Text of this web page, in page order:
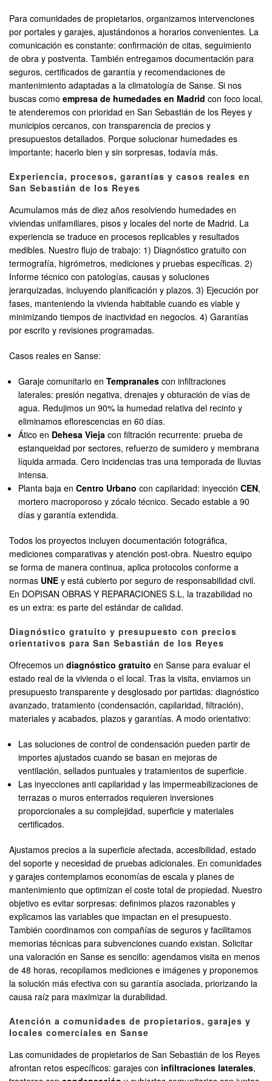
Para comunidades de propietarios, organizamos intervenciones
por portales y garajes, ajustándonos a horarios convenientes. La
comunicación es constante: confirmación de citas, seguimiento
de obra y postventa. También entregamos documentación para
seguros, certificados de garantía y recomendaciones de
mantenimiento adaptadas a la climatología de Sanse. Si nos
buscas como empresa de humedades en Madrid con foco local,
te atenderemos con prioridad en San Sebastián de los Reyes y
municipios cercanos, con transparencia de precios y
presupuestos detallados. Porque solucionar humedades es
importante; hacerlo bien y sin sorpresas, todavía más.
Experiencia, procesos, garantías y casos reales en
San Sebastián de los Reyes
Acumulamos más de diez años resolviendo humedades en
viviendas unifamiliares, pisos y locales del norte de Madrid. La
experiencia se traduce en procesos replicables y resultados
medibles. Nuestro flujo de trabajo: 1) Diagnóstico gratuito con
termografía, higrómetros, mediciones y pruebas específicas. 2)
Informe técnico con patologías, causas y soluciones
jerarquizadas, incluyendo planificación y plazos. 3) Ejecución por
fases, manteniendo la vivienda habitable cuando es viable y
minimizando tiempos de inactividad en negocios. 4) Garantías
por escrito y revisiones programadas.
Casos reales en Sanse:
Garaje comunitario enTempranales con infiltraciones
laterales: presión negativa, drenajes y obturación de vías de
agua. Redujimos un 90% la humedad relativa del recinto y
eliminamos eflorescencias en 60 días.
Ático en Dehesa Vieja con filtración recurrente: prueba de
estanqueidad por sectores, refuerzo de sumidero y membrana
líquida armada. Cero incidencias tras una temporada de lluvias
intensa.
Planta baja enCentro Urbano con capilaridad: inyecciónCEN,
mortero macroporoso y zócalo técnico. Secado estable a 90
días y garantía extendida.
Todos los proyectos incluyen documentación fotográfica,
mediciones comparativas y atención post-obra. Nuestro equipo
se forma de manera continua, aplica protocolos conforme a
normas UNE y está cubierto por seguro de responsabilidad civil.
En DOPISAN OBRAS Y REPARACIONES S.L, la trazabilidad no
es un extra: es parte del estándar de calidad.
Diagnóstico gratuito y presupuesto con precios
orientativos para San Sebastián de los Reyes
Ofrecemos un diagnóstico gratuito en Sanse para evaluar el
estado real de la vivienda o el local. Tras la visita, enviamos un
presupuesto transparente y desglosado por partidas: diagnóstico
avanzado, tratamiento (condensación, capilaridad, filtración),
materiales y acabados, plazos y garantías. A modo orientativo:
Las soluciones de control de condensación pueden partir de
importes ajustados cuando se basan en mejoras de
ventilación, sellados puntuales y tratamientos de superficie.
Las inyecciones anti capilaridad y las impermeabilizaciones de
terrazas o muros enterrados requieren inversiones
proporcionales a su complejidad, superficie y materiales
certificados.
Ajustamos precios a la superficie afectada, accesibilidad, estado
del soporte y necesidad de pruebas adicionales. En comunidades
y garajes contemplamos economías de escala y planes de
mantenimiento que optimizan el coste total de propiedad. Nuestro
objetivo es evitar sorpresas: definimos plazos razonables y
explicamos las variables que impactan en el presupuesto.
También coordinamos con compañías de seguros y facilitamos
memorias técnicas para subvenciones cuando existan. Solicitar
una valoración en Sanse es sencillo: agendamos visita en menos
de 48 horas, recopilamos mediciones e imágenes y proponemos
la solución más efectiva con su garantía asociada, priorizando la
causa raíz para maximizar la durabilidad.
Atención a comunidades de propietarios, garajes y
locales comerciales en Sanse
Las comunidades de propietarios de San Sebastián de los Reyes
afrontan retos específicos: garajes con infiltraciones laterales,